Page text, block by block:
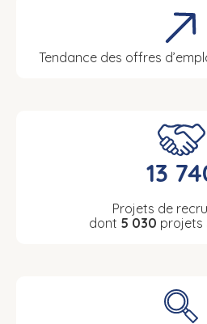
Tendance des offres
13
Projets de
dont 5 030 projets